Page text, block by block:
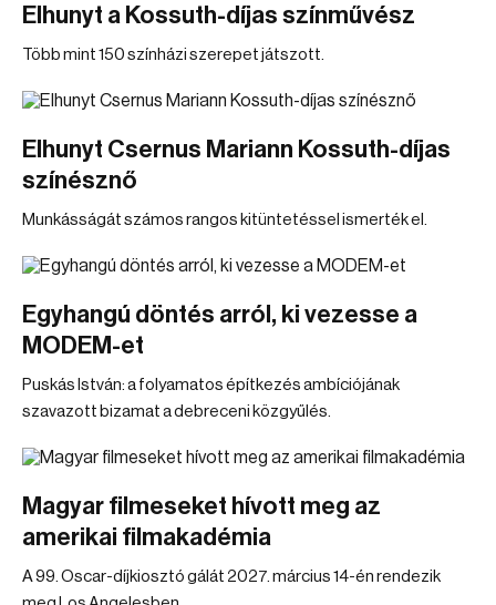
Elhunyt a Kossuth-díjas színművész
Több mint 150 színházi szerepet játszott.
Elhunyt Csernus Mariann Kossuth-díjas
színésznő
Munkásságát számos rangos kitüntetéssel ismerték el.
Egyhangú döntés arról, ki vezesse a
MODEM-et
Puskás István: a folyamatos építkezés ambíciójának
szavazott bizamat a debreceni közgyűlés.
Magyar filmeseket hívott meg az
amerikai filmakadémia
A 99. Oscar-díjkiosztó gálát 2027. március 14-én rendezik